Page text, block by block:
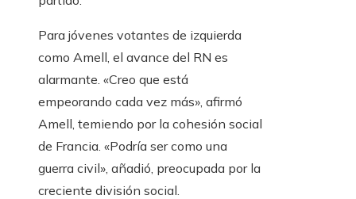
Para jóvenes votantes de izquierda
como Amell, el avance del RN es
alarmante. «Creo que está
empeorando cada vez más», afirmó
Amell, temiendo por la cohesión social
de Francia. «Podría ser como una
guerra civil», añadió, preocupada por la
creciente división social.